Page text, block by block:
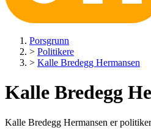
Porsgrunn
> Politikere
> Kalle Bredegg Hermansen
Kalle Bredegg
Kalle Bredegg Hermansen er